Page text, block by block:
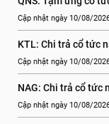
Cập nhật ngày 10/08/
KTL: Chi trả cổ tức
Cập nhật ngày 10/08/
NAG: Chi trả cổ tức
Cập nhật ngày 10/08/